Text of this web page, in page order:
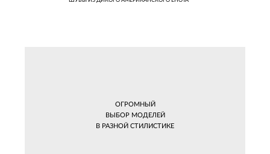
ОГРОМНЫЙ
ВЫБОР МОДЕЛЕЙ
В РАЗНОЙ СТИЛИСТИКЕ